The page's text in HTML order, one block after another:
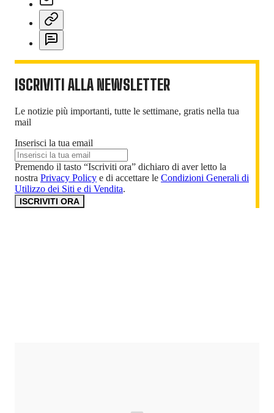
ISCRIVITI ALLA NEWSLETTER
Le notizie più importanti, tutte le settimane, gratis nella tua
mail
Inserisci la tua email
Premendo il tasto “Iscriviti ora” dichiaro di aver letto la
nostra Privacy Policy e di accettare le Condizioni Generali di
Utilizzo dei Siti e di Vendita.
ISCRIVITI ORA